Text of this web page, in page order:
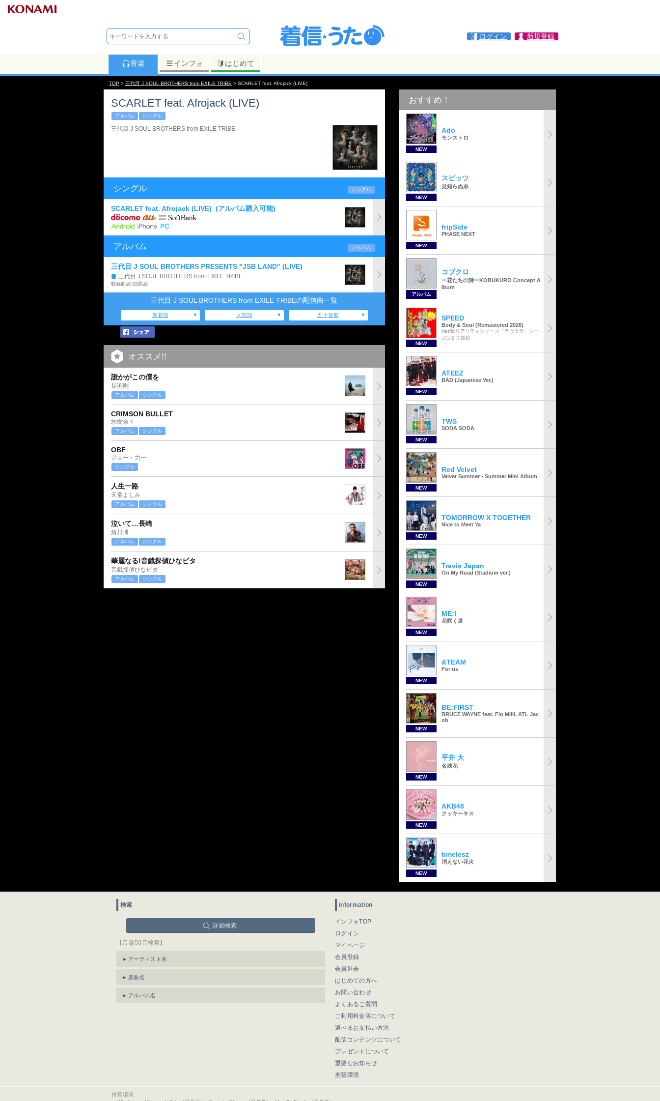
ログイン 新規登録
音楽 インフォ はじめて
TOP > 三代目 J SOUL BROTHERS from EXILE TRIBE > SCARLET feat. Afrojack (LIVE)
SCARLET feat. Afrojack (LIVE)
アルバム シングル
三代目 J SOUL BROTHERS from EXILE TRIBE
シングル シングル
SCARLET feat. Afrojack (LIVE) (アルバム購入可能)
アルバム アルバム
三代目 J SOUL BROTHERS PRESENTS "JSB LAND" (LIVE)
三代目 J SOUL BROTHERS from EXILE TRIBE
収録商品:32商品
三代目 J SOUL BROTHERS from EXILE TRIBEの配信曲一覧
新着順 人気順 五十音順
オススメ!!
誰かがこの僕を
長渕剛
アルバム シングル
CRIMSON BULLET
水樹奈々
アルバム シングル
OBF
ジョー・力一
シングル
人生一路
天童よしみ
アルバム シングル
泣いて…長崎
角川博
アルバム シングル
華麗なる!音戯探偵ひなビタ
音戯探偵ひなビタ
アルバム シングル
おすすめ！
NEW
Ado
モンストロ
NEW
スピッツ
見知らぬ糸
NEW
fripSide
PHASE NEXT
アルバム
コブクロ
ー花たちの詩ーKOBUKURO Concept A
lbum
NEW
SPEED
Body & Soul (Remastered 2026)
Netflixリアリティシリーズ「ラヴ上等」シー
ズン2 主題歌
NEW
ATEEZ
BAD (Japanese Ver.)
NEW
TWS
SODA SODA
NEW
Red Velvet
Velvet Summer - Summer Mini Album
NEW
TOMORROW X TOGETHER
Nice to Meet Ya
NEW
Travis Japan
On My Road (Stadium ver.)
NEW
ME:I
花咲く道
NEW
&TEAM
For us
NEW
BE:FIRST
BRUCE WAYNE feat. Flo Milli, ATL Jac
ob
NEW
平井 大
名残花
NEW
AKB48
クッキーキス
NEW
timelesz
消えない花火
検索
詳細検索
【音楽50音検索】
アーティスト名
楽曲名
アルバム名
information
インフォTOP
ログイン
マイページ
会員登録
会員退会
はじめての方へ
お問い合わせ
よくあるご質問
ご利用料金等について
選べるお支払い方法
配信コンテンツについて
プレゼントについて
重要なお知らせ
推奨環境
推奨環境